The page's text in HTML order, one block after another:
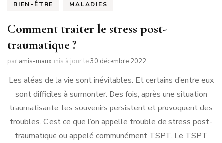
BIEN-ÊTRE MALADIES
Comment traiter le stress post-
traumatique ?
par amis-maux mis à jour le30 décembre 2022
Les aléas de la vie sont inévitables. Et certains d’entre eux
sont difficiles à surmonter. Des fois, après une situation
traumatisante, les souvenirs persistent et provoquent des
troubles. C’est ce que l’on appelle trouble de stress post-
traumatique ou appelé communément TSPT. Le TSPT